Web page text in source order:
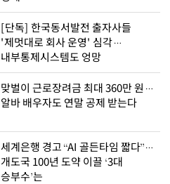
[단독] 한국동서발전 출자사들
'제멋대로 회사 운영' 심각…
내부통제시스템도 엉망
맞벌이 근로장려금 최대 360만 원…
알바 배우자도 연말 공제 받는다
세계은행 경고 “AI 골든타임 짧다”…
개도국 100년 도약 이끌 ‘3대
승부수’는